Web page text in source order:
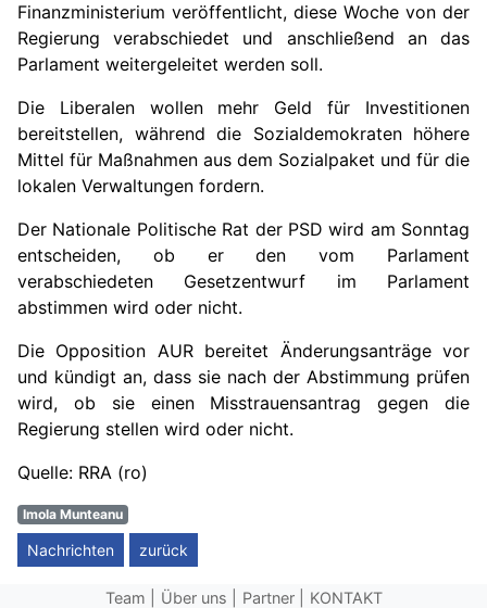
Finanzministerium veröffentlicht, diese Woche von der
Regierung verabschiedet und anschließend an das
Parlament weitergeleitet werden soll.
Die Liberalen wollen mehr Geld für Investitionen
bereitstellen, während die Sozialdemokraten höhere
Mittel für Maßnahmen aus dem Sozialpaket und für die
lokalen Verwaltungen fordern.
Der Nationale Politische Rat der PSD wird am Sonntag
entscheiden, ob er den vom Parlament
verabschiedeten Gesetzentwurf im Parlament
abstimmen wird oder nicht.
Die Opposition AUR bereitet Änderungsanträge vor
und kündigt an, dass sie nach der Abstimmung prüfen
wird, ob sie einen Misstrauensantrag gegen die
Regierung stellen wird oder nicht.
Quelle: RRA (ro)
Imola Munteanu
Nachrichten zurück
Team Über uns Partner KONTAKT